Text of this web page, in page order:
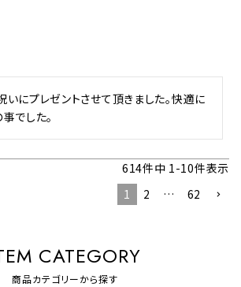
いにプレゼントさせて頂きました。快適に
でした。
614件中 1-10件表示
1
2 … 62
CATEGORY
商品カテゴリーから探す